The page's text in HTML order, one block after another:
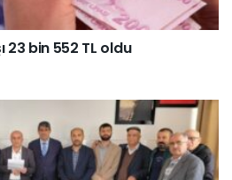
23 bin 552 TL oldu